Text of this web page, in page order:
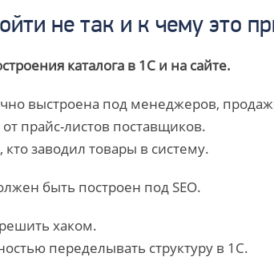
не так и к чему это
каталога в 1С и на сайте.
выстроена под менеджеров,
прайс-листов поставщиков.
кто заводил товары в систему.
быть построен под SEO.
хаком.
переделывать структуру в 1С.